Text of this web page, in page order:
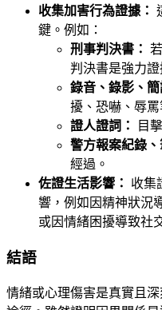
收集加害行為證據：
鍵。例如：
刑事判決書：
判決書是強力證
錄音、錄影、簡
擾、恐嚇、辱罵
證人證詞：
目
警方報案紀錄、
經過。
佐證生活影響：
收集
響，例如因精神狀況
或因情緒困擾導致社
結語
情緒或心理傷害是真實且